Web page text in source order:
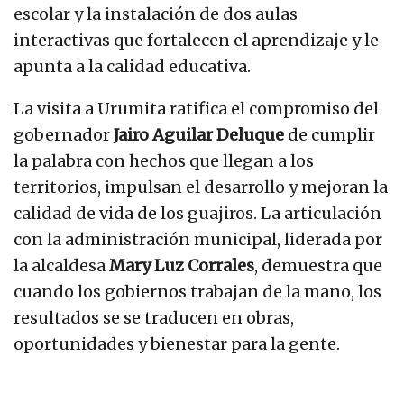
escolar y la instalación de dos aulas
interactivas que fortalecen el aprendizaje y le
apunta a la calidad educativa.
La visita a Urumita ratifica el compromiso del
gobernadorJairo Aguilar Deluque de cumplir
la palabra con hechos que llegan a los
territorios, impulsan el desarrollo y mejoran la
calidad de vida de los guajiros. La articulación
con la administración municipal, liderada por
la alcaldesaMary Luz Corrales, demuestra que
cuando los gobiernos trabajan de la mano, los
resultados se se traducen en obras,
oportunidades y bienestar para la gente.